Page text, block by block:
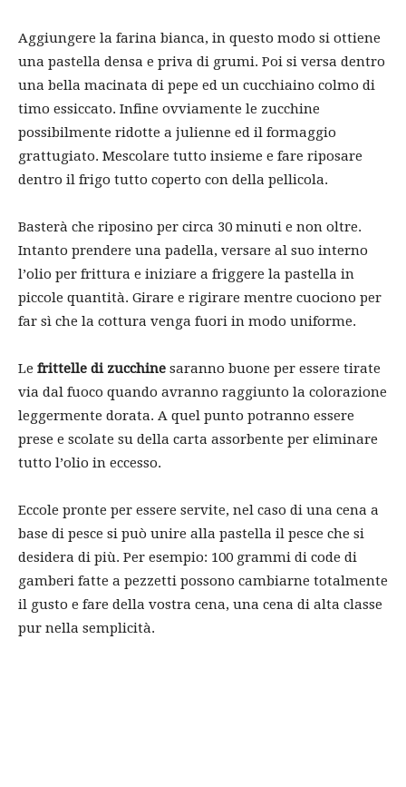
Aggiungere la farina bianca, in questo modo si ottiene
una pastella densa e priva di grumi. Poi si versa dentro
una bella macinata di pepe ed un cucchiaino colmo di
timo essiccato. Infine ovviamente le zucchine
possibilmente ridotte a julienne ed il formaggio
grattugiato. Mescolare tutto insieme e fare riposare
dentro il frigo tutto coperto con della pellicola.
Basterà che riposino per circa 30 minuti e non oltre.
Intanto prendere una padella, versare al suo interno
l’olio per frittura e iniziare a friggere la pastella in
piccole quantità. Girare e rigirare mentre cuociono per
far sì che la cottura venga fuori in modo uniforme.
Le frittelle di zucchine saranno buone per essere tirate
via dal fuoco quando avranno raggiunto la colorazione
leggermente dorata. A quel punto potranno essere
prese e scolate su della carta assorbente per eliminare
tutto l’olio in eccesso.
Eccole pronte per essere servite, nel caso di una cena a
base di pesce si può unire alla pastella il pesce che si
desidera di più. Per esempio: 100 grammi di code di
gamberi fatte a pezzetti possono cambiarne totalmente
il gusto e fare della vostra cena, una cena di alta classe
pur nella semplicità.